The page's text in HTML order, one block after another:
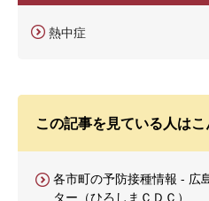
熱中症
この記事を見ている人は
各市町の予防接種情報 - 広
ター（ひろしまＣＤＣ）